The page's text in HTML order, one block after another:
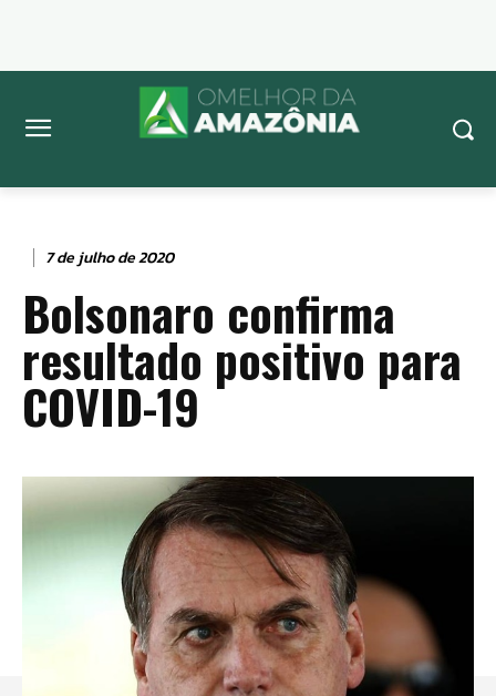
7 de julho de 2020
Bolsonaro confirma
resultado positivo para
COVID-19